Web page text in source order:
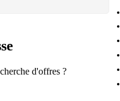
d'offres ?